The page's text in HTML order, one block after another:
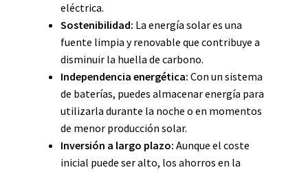
eléctrica.
Sostenibilidad: La energía solar es una
fuente limpia y renovable que contribuye a
disminuir la huella de carbono.
Independencia energética: Con un sistema
de baterías, puedes almacenar energía para
utilizarla durante la noche o en momentos
de menor producción solar.
Inversión a largo plazo: Aunque el coste
inicial puede ser alto, los ahorros en la